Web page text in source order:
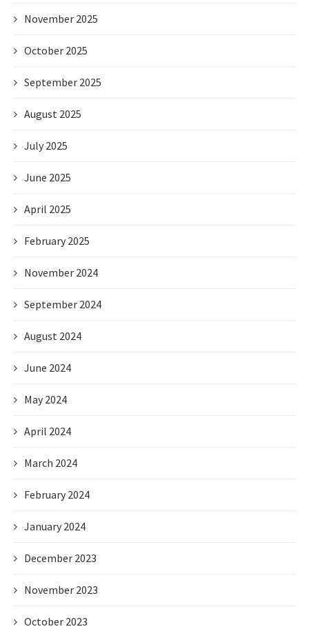
November 2025
October 2025
September 2025
August 2025
July 2025
June 2025
April 2025
February 2025
November 2024
September 2024
August 2024
June 2024
May 2024
April 2024
March 2024
February 2024
January 2024
December 2023
November 2023
October 2023